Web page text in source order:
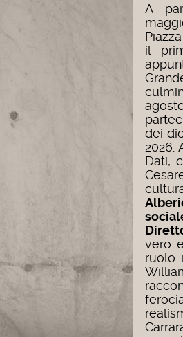
A
il
dei
2026.
Dati,
vero
ruolo